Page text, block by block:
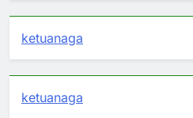
ketuanaga
ketuanaga